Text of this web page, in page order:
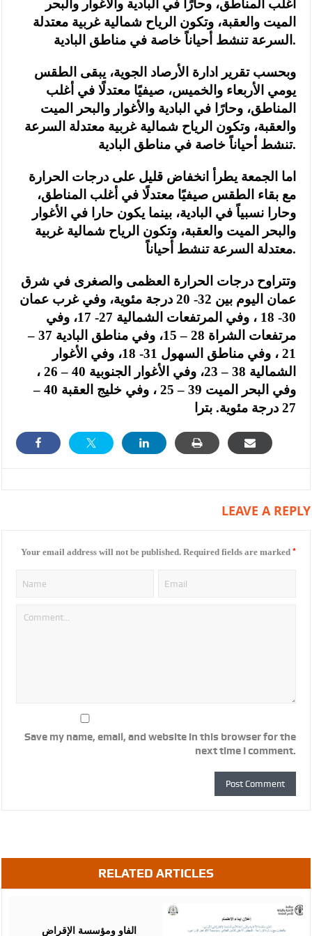
أغلب المناطق، وحارًا في البادية والأغوار والبحر
الميت والعقبة، وتكون الرياح شمالية غربية معتدلة
السرعة تنشط أحياناً خاصة في مناطق البادية.
وبحسب تقرير ادارة الأرصاد الجوية، يبقى الطقس
يومي الأربعاء والخميس، صيفيًا معتدلًا في أغلب
المناطق، وحارًا في البادية والأغوار والبحر الميت
والعقبة، وتكون الرياح شمالية غربية معتدلة السرعة
تنشط أحياناً خاصة في مناطق البادية.
اما الجمعة يطرأ انخفاض قليل على درجات الحرارة
مع بقاء الطقس صيفيًا معتدلًا في أغلب المناطق،
وحارا نسبياً في البادية، بينما يكون حارا في الأغوار
والبحر الميت والعقبة، وتكون الرياح شمالية غربية
معتدلة السرعة تنشط أحياناً.
وتتراوح درجات الحرارة العظمى والصغرى في شرق
عمان اليوم بين 32- 20 درجة مئوية، وفي غرب عمان
30- 18 ، وفي المرتفعات الشمالية 27- 17، وفي
مرتفعات الشراة 28 – 15، وفي مناطق البادية 37 –
21 ، وفي مناطق السهول 31- 18، وفي الأغوار
الشمالية 38 – 23، وفي الأغوار الجنوبية 40 – 26 ،
وفي البحر الميت 39 – 25 ، وفي خليج العقبة 40 –
27 درجة مئوية. بترا
LEAVE A REPLY
Your email address will not be published. Required fields are marked *
Save my name, email, and website in this browser for the
next time I comment.
RELATED ARTICLES
الفاو ومؤسسة الإقراض